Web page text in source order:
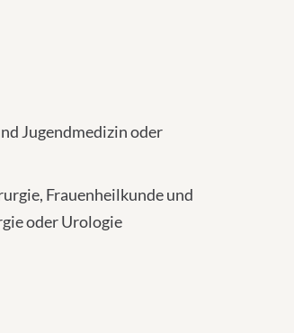
Jugendmedizin oder
Frauenheilkunde und
oder Urologie